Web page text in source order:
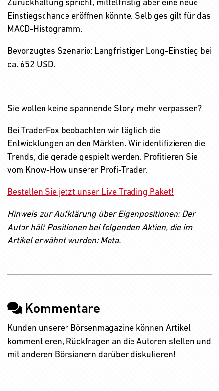
Zurückhaltung spricht, mittelfristig aber eine neue
Einstiegschance eröffnen könnte. Selbiges gilt für das
MACD-Histogramm.
Bevorzugtes Szenario: Langfristiger Long-Einstieg bei
ca. 652 USD.
Sie wollen keine spannende Story mehr verpassen?
Bei TraderFox beobachten wir täglich die
Entwicklungen an den Märkten. Wir identifizieren die
Trends, die gerade gespielt werden. Profitieren Sie
vom Know-How unserer Profi-Trader.
Bestellen Sie jetzt unser Live Trading Paket!
Hinweis zur Aufklärung über Eigenpositionen: Der
Autor hält Positionen bei folgenden Aktien, die im
Artikel erwähnt wurden: Meta.
Kommentare
Kunden unserer Börsenmagazine können Artikel
kommentieren, Rückfragen an die Autoren stellen und
mit anderen Börsianern darüber diskutieren!